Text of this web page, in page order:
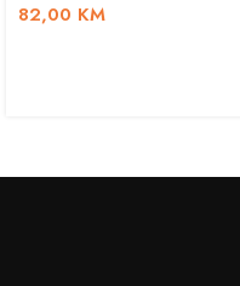
82,00 KM